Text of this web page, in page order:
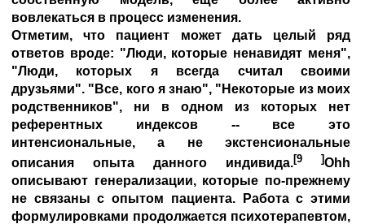
вовлекаться в процесс изменения.
Отметим, что пациент может дать целый ряд
ответов вроде: "Люди, которые ненавидят меня",
"Люди, которых я всегда считал своими
друзьями". "Все, кого я знаю", "Некоторые из моих
родственников", ни в одном из которых нет
референтных индексов -- все это
интенсиональные, а не экстенсиональные
описания опыта данного индивида.[9 ]Ohh
описывают генерализации, которые по-прежнему
не связаны с опытом пациента. Работа с этими
формулировками продолжается психотерапевтом,